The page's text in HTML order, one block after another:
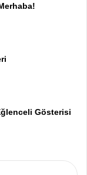
Gösterisi